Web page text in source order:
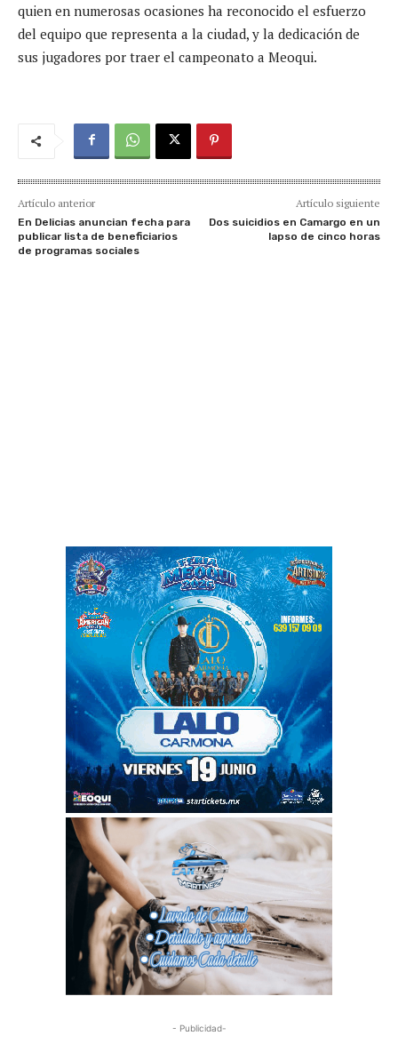
quien en numerosas ocasiones ha reconocido el esfuerzo
del equipo que representa a la ciudad, y la dedicación de
sus jugadores por traer el campeonato a Meoqui.
Artículo anterior
En Delicias anuncian fecha para
publicar lista de beneficiarios
de programas sociales
Artículo siguiente
Dos suicidios en Camargo en un
lapso de cinco horas
- Publicidad-